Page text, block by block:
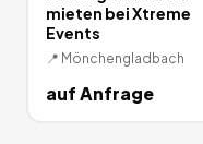
mieten bei Xtreme
Events
📍 Mönchengladbach
auf Anfrage